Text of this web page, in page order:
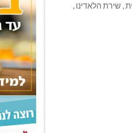
, שירת הלאדינו ,